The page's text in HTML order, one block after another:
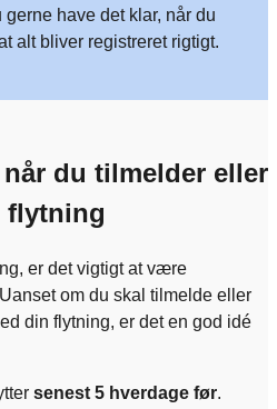
have det klar, når du
alt bliver registreret rigtigt.
du tilmelder eller
flytning
er det vigtigt at være
om du skal tilmelde eller
din flytning, er det en god idé
senest 5 hverdage før.